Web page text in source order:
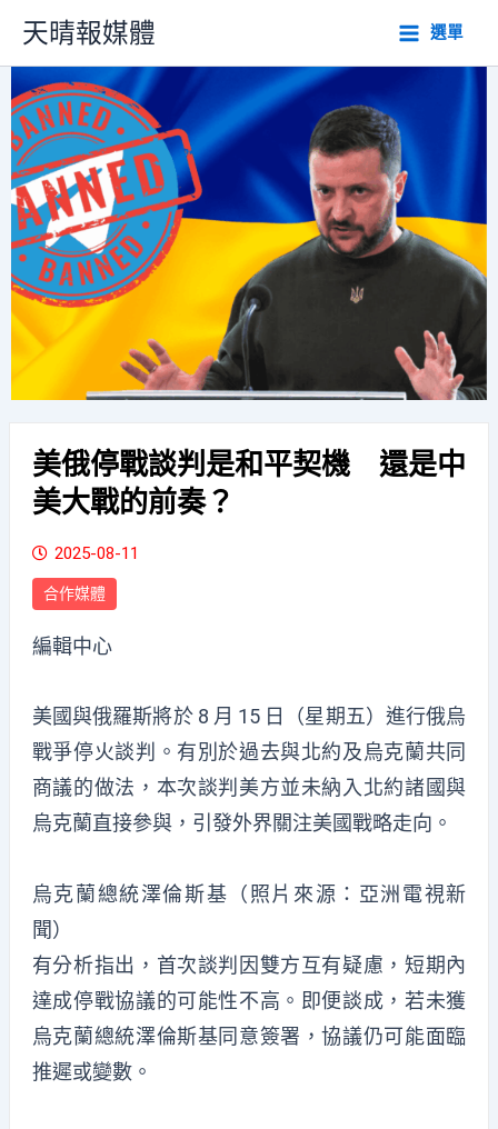
主
要
內
容
天晴報媒體 選單
美俄停戰談判是和平契機 還是中
美大戰的前奏？
2025-08-11
合作媒體
編輯中心
美國與俄羅斯將於 8 月 15 日（星期五）進行俄烏
戰爭停火談判。有別於過去與北約及烏克蘭共同
商議的做法，本次談判美方並未納入北約諸國與
烏克蘭直接參與，引發外界關注美國戰略走向。
烏克蘭總統澤倫斯基（照片來源：亞洲電視新
聞）
有分析指出，首次談判因雙方互有疑慮，短期內
達成停戰協議的可能性不高。即便談成，若未獲
烏克蘭總統澤倫斯基同意簽署，協議仍可能面臨
推遲或變數。